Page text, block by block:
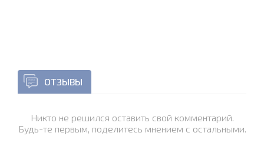
ОТЗЫВЫ
Никто не решился оставить свой комментарий.
Будь-те первым, поделитесь мнением с остальными.